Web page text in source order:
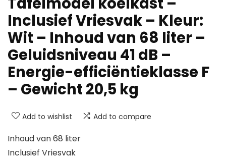
Inclusief Vriesvak – Kleur:
Wit – Inhoud van 68 liter –
Geluidsniveau 41 dB –
Energie-efficiëntieklasse F
– Gewicht 20,5 kg
Add to wishlist Add to compare
Inhoud van 68 liter
Inclusief Vriesvak